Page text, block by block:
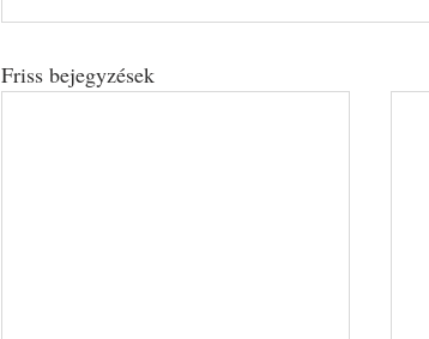
Friss bejegyzések